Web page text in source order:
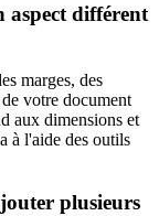
aspect différent
marges, des
votre document
aux dimensions et
à l'aide des outils
plusieurs